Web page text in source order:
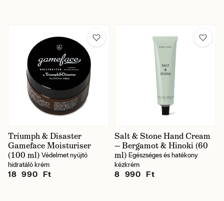
Triumph & Disaster
Gameface Moisturiser
(100 ml) Védelmet nyújtó
hidratáló krém
18 990 Ft
Salt & Stone Hand Cream
— Bergamot & Hinoki (60
ml) Egészséges és hatékony
kézkrém
8 990 Ft